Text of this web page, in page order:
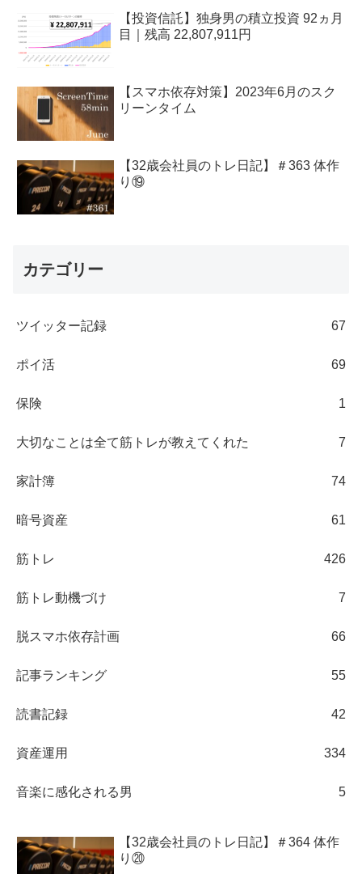
【投資信託】独身男の積立投資 92ヵ月
目｜残高 22,807,911円
【スマホ依存対策】2023年6月のスク
リーンタイム
【32歳会社員のトレ日記】＃363 体作
り⑲
カテゴリー
ツイッター記録 67
ポイ活 69
保険 1
大切なことは全て筋トレが教えてくれた 7
家計簿 74
暗号資産 61
筋トレ 426
筋トレ動機づけ 7
脱スマホ依存計画 66
記事ランキング 55
読書記録 42
資産運用 334
音楽に感化される男 5
【32歳会社員のトレ日記】＃364 体作
り⑳